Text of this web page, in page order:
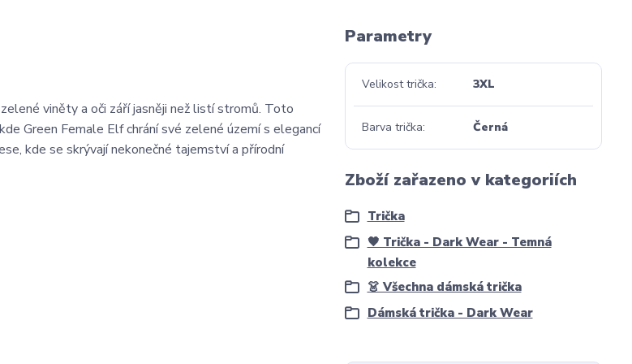
viněty a oči září jasněji než listí stromů. Toto
Green Female Elf chrání své zelené území s elegancí
kde se skrývají nekonečné tajemství a přírodní
Parametry
Velikost trička 3XL
Barva trička Černá
Zboží zařazeno v kategoriích
Trička
🖤 Trička - Dark Wear - Temná
kolekce
👗 Všechna dámská trička
Dámská trička - Dark Wear